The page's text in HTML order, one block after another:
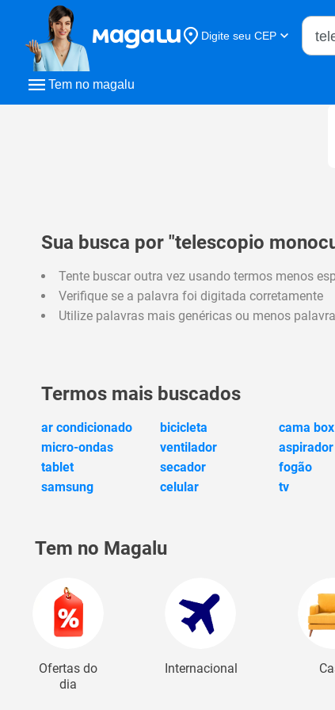
Tem no magalu
Digite seu CEP
Sua busca por "telescopio
Tente buscar outra vez usando termos menos
Verifique se a palavra foi digitada corretamente
Utilize palavras mais genéricas ou menos
Termos mais buscados
ar condicionado bicicleta cama box
micro-ondas
ventilador aspirador
tablet
secador fogão
samsung
celular tv
Tem no Magalu
Ofertas do
dia
Internacional